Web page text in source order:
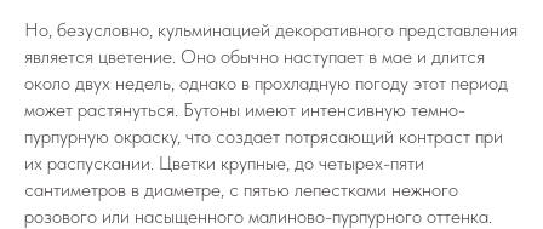
Но, безусловно, кульминацией декоративного представления
является цветение. Оно обычно наступает в мае и длится
около двух недель, однако в прохладную погоду этот период
может растянуться. Бутоны имеют интенсивную темно-
пурпурную окраску, что создает потрясающий контраст при
их распускании. Цветки крупные, до четырех-пяти
сантиметров в диаметре, с пятью лепестками нежного
розового или насыщенного малиново-пурпурного оттенка.